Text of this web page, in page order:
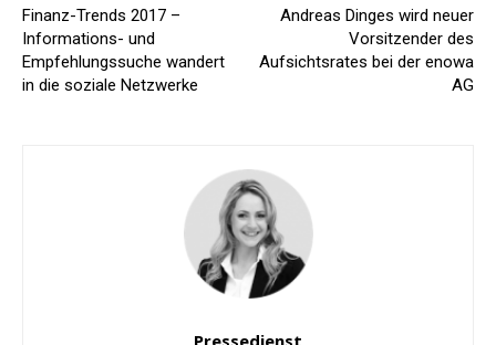
Finanz-Trends 2017 –
Informations- und
Empfehlungssuche wandert
in die soziale Netzwerke
Andreas Dinges wird neuer
Vorsitzender des
Aufsichtsrates bei der enowa
AG